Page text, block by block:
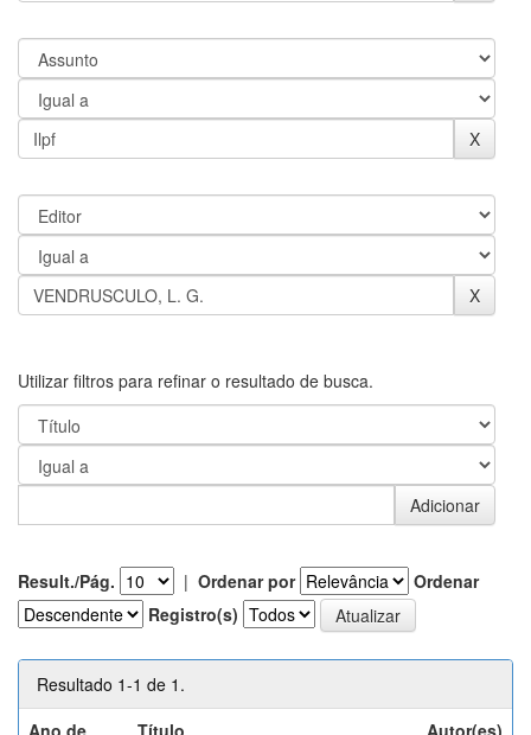
Utilizar filtros para refinar o resultado de busca.
Result./Pág. | Ordenar por
Ordenar
Registro(s)
Resultado 1-1 de 1.
Ano de
Título Autor(es)